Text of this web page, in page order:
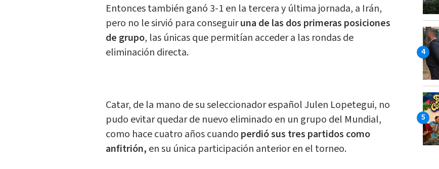
Entonces también ganó 3-1 en la tercera y última jornada, a Irán,
pero no le sirvió para conseguiruna de las dos primeras posiciones
de grupo, las únicas que permitían acceder a las rondas de
eliminación directa.
Catar, de la mano de su seleccionador español Julen Lopetegui, no
pudo evitar quedar de nuevo eliminado en un grupo del Mundial,
como hace cuatro años cuando perdió sus tres partidos como
anfitrión, en su única participación anterior en el torneo.